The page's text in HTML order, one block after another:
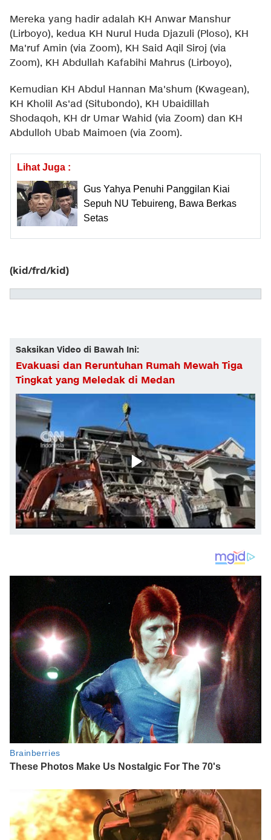
Mereka yang hadir adalah KH Anwar Manshur
(Lirboyo), kedua KH Nurul Huda Djazuli (Ploso), KH
Ma'ruf Amin (via Zoom), KH Said Aqil Siroj (via
Zoom), KH Abdullah Kafabihi Mahrus (Lirboyo),
Kemudian KH Abdul Hannan Ma'shum (Kwagean),
KH Kholil As'ad (Situbondo), KH Ubaidillah
Shodaqoh, KH dr Umar Wahid (via Zoom) dan KH
Abdulloh Ubab Maimoen (via Zoom).
Lihat Juga :
Gus Yahya Penuhi Panggilan Kiai
Sepuh NU Tebuireng, Bawa Berkas
Setas
(kid/frd/kid)
Saksikan Video di Bawah Ini:
Evakuasi dan Reruntuhan Rumah Mewah Tiga
Tingkat yang Meledak di Medan